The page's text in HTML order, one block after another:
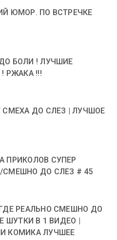
ЮМОР. ПО ВСТРЕЧКЕ
БОЛИ ! ЛУЧШИЕ
РЖАКА !!!
СМЕХА ДО СЛЕЗ | ЛУЧШОЕ
ПРИКОЛОВ СУПЕР
ДО СЛЕЗ # 45
РЕАЛЬНО СМЕШНО ДО
ШУТКИ В 1 ВИДЕО |
КОМИКА ЛУЧШЕЕ